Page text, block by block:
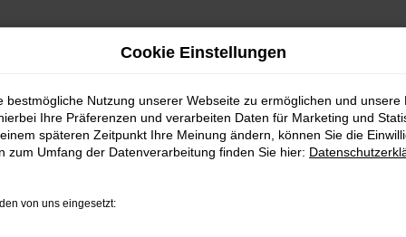
Köhler
günstig
Cookie Einstellungen
bestmögliche Nutzung unserer Webseite zu ermöglichen und unsere
Ihre Präferenzen und verarbeiten Daten für Marketing und
späteren Zeitpunkt Ihre Meinung ändern, können Sie die
zum Umfang der Datenverarbeitung finden Sie hier:
von uns eingesetzt: